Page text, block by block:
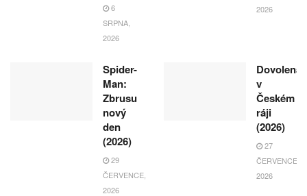
6
SRPNA,
2026
2026
Spider-
Man:
Zbrusu
nový
den
(2026)
29
ČERVENCE,
2026
Dovolená
v
Českém
ráji
(2026)
27
ČERVENCE,
2026